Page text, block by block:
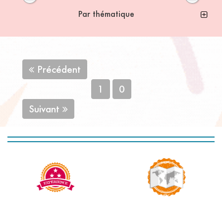
Par thématique
Précédent
1
0
Suivant